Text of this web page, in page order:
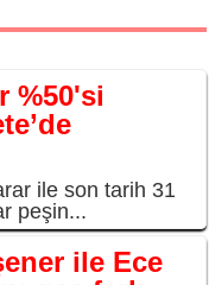
%50'si
ile son tarih 31
peşin...
ile Ece